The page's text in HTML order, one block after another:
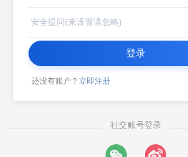
登录
还没有账户？ 立即注册
社交账号登录